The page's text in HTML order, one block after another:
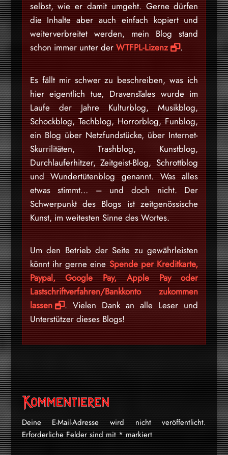
selbst, wie er damit umgeht. Gerne dürfen
die Inhalte aber auch einfach kopiert und
weiterverbreitet werden, mein Blog stand
schon immer unter der WTFPL-Lizenz .
Es fällt mir schwer zu beschreiben, was ich
hier eigentlich tue, DravensTales wurde im
Laufe der Jahre Kulturblog, Musikblog,
Schockblog, Techblog, Horrorblog, Funblog,
ein Blog über Netzfundstücke, über Internet-
Skurrilitäten, Trashblog, Kunstblog,
Durchlauferhitzer, Zeitgeist-Blog, Schrottblog
und Wundertütenblog genannt. Was alles
etwas stimmt… – und doch nicht. Der
Schwerpunkt des Blogs ist zeitgenössische
Kunst, im weitesten Sinne des Wortes.
Um den Betrieb der Seite zu gewährleisten
könnt ihr gerne eine Spende per Kreditkarte,
Paypal, Google Pay, Apple Pay oder
Lastschriftverfahren/Bankkonto zukommen
lassen
. Vielen Dank an alle Leser und
Unterstützer dieses Blogs!
Kommentieren
Deine E-Mail-Adresse wird nicht veröffentlicht.
Erforderliche Felder sind mit*markiert